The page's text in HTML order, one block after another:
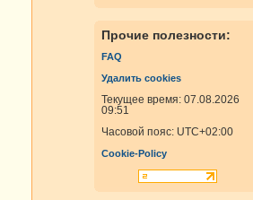
Прочие полезности:
FAQ
Удалить cookies
Текущее время: 07.08.2026
09:51
Часовой пояс: UTC+02:00
Cookie-Policy